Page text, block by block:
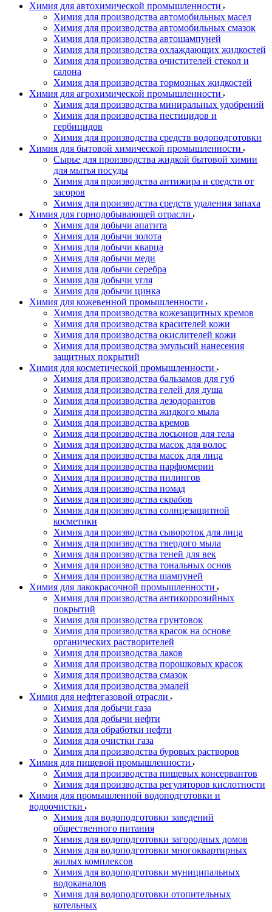
Химия для автохимической промышленности
Химия для производства автомобильных масел
Химия для производства автомобильных смазок
Химия для производства автошампуней
Химия для производства охлаждающих жидкостей
Химия для производства очистителей стекол и
салона
Химия для производства тормозных жидкостей
Химия для агрохимической промышленности
Химия для производства миниральных удобрений
Химия для производства пестицидов и
гербицидов
Химия для производства средств водоподготовки
Химия для бытовой химической промышленности
Сырье для производства жидкой бытовой химии
для мытья посуды
Химия для производства антижира и средств от
засоров
Химия для производства средств удаления запаха
Химия для горнодобывающей отрасли
Химия для добычи апатита
Химия для добычи золота
Химия для добычи кварца
Химия для добычи меди
Химия для добычи серебра
Химия для добычи угля
Химия для добычи цинка
Химия для кожевенной промышленности
Химия для производства кожезащитных кремов
Химия для производства красителей кожи
Химия для производства окислителей кожи
Химия для производства эмульсий нанесения
защитных покрытий
Химия для косметической промышленности
Химия для производства бальзамов для губ
Химия для производства гелей для душа
Химия для производства дезодорантов
Химия для производства жидкого мыла
Химия для производства кремов
Химия для производства лосьонов для тела
Химия для производства масок для волос
Химия для производства масок для лица
Химия для производства парфюмерии
Химия для производства пилингов
Химия для производства помад
Химия для производства скрабов
Химия для производства солнцезащитной
косметики
Химия для производства сывороток для лица
Химия для производства твердого мыла
Химия для производства теней для век
Химия для производства тональных основ
Химия для производства шампуней
Химия для лакокрасочной промышленности
Химия для производства антикоррозийных
покрытий
Химия для производства грунтовок
Химия для производства красок на основе
органических растворителей
Химия для производства лаков
Химия для производства порошковых красок
Химия для производства смазок
Химия для производства эмалей
Химия для нефтегазовой отрасли
Химия для добычи газа
Химия для добычи нефти
Химия для обработки нефти
Химия для очистки газа
Химия для производства буровых растворов
Химия для пищевой промышленности
Химия для производства пищевых консервантов
Химия для производства регуляторов кислотности
Химия для промышленной водоподготовки и
водоочистки
Химия для водоподготовки заведений
общественного питания
Химия для водоподготовки загородных домов
Химия для водоподготовки многоквартирных
жилых комплексов
Химия для водоподготовки муниципальных
водоканалов
Химия для водоподготовки отопительных
котельных